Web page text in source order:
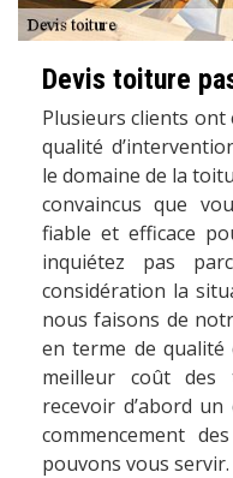
Devis toiture
Plusieurs clients
qualité
le domaine de la
convaincus que
fiable et efficace
inquiétez pas
considération la
nous faisons de
en terme de
meilleur coût des
recevoir d’abord
commencement
pouvons vous servir.